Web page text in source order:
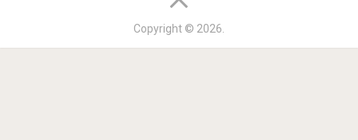
Copyright © 2026.